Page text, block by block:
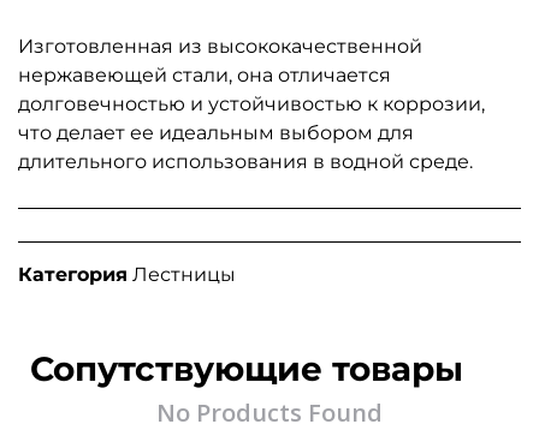
Изготовленная из высококачественной
нержавеющей стали, она отличается
долговечностью и устойчивостью к коррозии,
что делает ее идеальным выбором для
длительного использования в водной среде.
Категория Лестницы
Сопутствующие товары
No Products Found